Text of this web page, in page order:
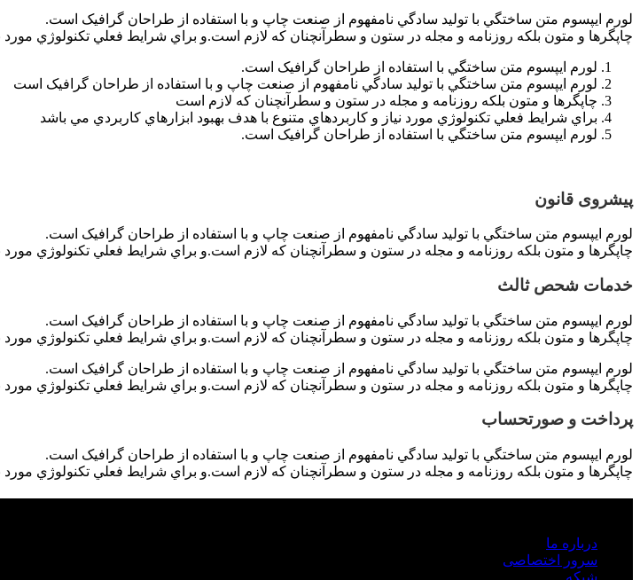
لورم ايپسوم متن ساختگي با توليد سادگي نامفهوم از صنعت چاپ و با استفاده از طراحان گرافيک است.
چاپگرها و متون بلکه روزنامه و مجله در ستون و سطرآنچنان که لازم است.و براي شرايط فعلي تکنولوژي مورد
لورم ايپسوم متن ساختگي با استفاده از طراحان گرافيک است.
لورم ايپسوم متن ساختگي با توليد سادگي نامفهوم از صنعت چاپ و با استفاده از طراحان گرافيک است
چاپگرها و متون بلکه روزنامه و مجله در ستون و سطرآنچنان که لازم است
براي شرايط فعلي تکنولوژي مورد نياز و کاربردهاي متنوع با هدف بهبود ابزارهاي کاربردي مي باشد
لورم ايپسوم متن ساختگي با استفاده از طراحان گرافيک است.
پیشروی قانون
لورم ايپسوم متن ساختگي با توليد سادگي نامفهوم از صنعت چاپ و با استفاده از طراحان گرافيک است.
چاپگرها و متون بلکه روزنامه و مجله در ستون و سطرآنچنان که لازم است.و براي شرايط فعلي تکنولوژي مورد
خدمات شحص ثالث
لورم ايپسوم متن ساختگي با توليد سادگي نامفهوم از صنعت چاپ و با استفاده از طراحان گرافيک است.
چاپگرها و متون بلکه روزنامه و مجله در ستون و سطرآنچنان که لازم است.و براي شرايط فعلي تکنولوژي مورد
لورم ايپسوم متن ساختگي با توليد سادگي نامفهوم از صنعت چاپ و با استفاده از طراحان گرافيک است.
چاپگرها و متون بلکه روزنامه و مجله در ستون و سطرآنچنان که لازم است.و براي شرايط فعلي تکنولوژي مورد
پرداخت و صورتحساب
لورم ايپسوم متن ساختگي با توليد سادگي نامفهوم از صنعت چاپ و با استفاده از طراحان گرافيک است.
چاپگرها و متون بلکه روزنامه و مجله در ستون و سطرآنچنان که لازم است.و براي شرايط فعلي تکنولوژي مورد
درباره ما
سرور اختصاصی
شبکه